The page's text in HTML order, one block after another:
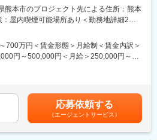
る業務
ォローまでを一気通貫でサポートします。
業が定期的に面談を行い、仕事内容や職
を実現しています。
時間も勤務時間として給与支給の対象と
ンテンツもありますが、注力しているのは
不得意に合わせたマンツーマンによる対
せる技術力向上には複数人の講座よりエ
修を行い、通常より早いキャリアアップ
ります。※研修内容によって、複数人にな
視の働き方◎】
中心にエンジニア業務をお任せします。
定義から基本設計、詳細設計まで各フェ
4年がほとんどですが、長い案件ですと10
、ご経験や希望に合わせたアサインが可能
熊本市のプロジェクト先による住所：熊本
屋内喫煙可能場所あり＜勤務地詳細2＞
所あり変更の範囲：会社の定める事業所
700万円＜賃金形態＞月給制＜賃金内訳＞
円～500,000円＜月給＞250,000円～
あり、選考を通じて上下する可能性があ
定手当を含めた表記です。
応募依頼する
（エージェントサービス）